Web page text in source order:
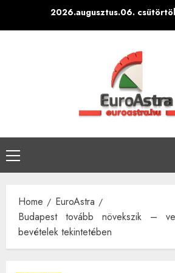
2026.augusztus.06.
Primary
Menu
Home
EuroAstra
Budapest tovább növekszik –
bevételek tekintetében